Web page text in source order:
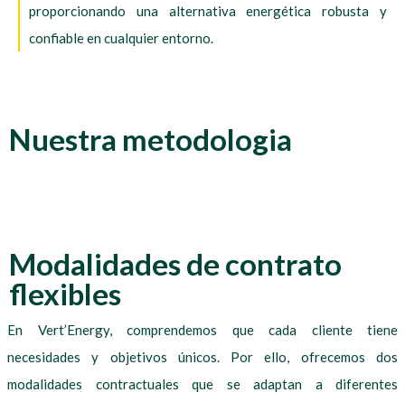
proporcionando una alternativa energética robusta y
confiable en cualquier entorno.
Nuestra metodologia
Modalidades de contrato
flexibles
En Vert’Energy, comprendemos que cada cliente tiene
necesidades y objetivos únicos. Por ello, ofrecemos dos
modalidades contractuales que se adaptan a diferentes